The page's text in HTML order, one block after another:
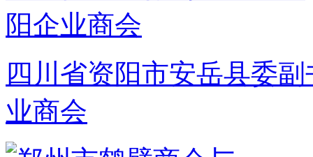
四川省资阳市安岳县委
业商会